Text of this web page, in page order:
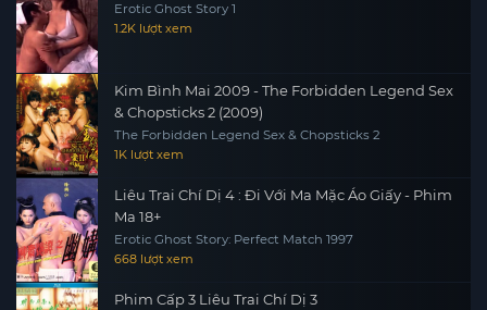
Erotic Ghost Story 1
1.2K lượt xem
Kim Bình Mai 2009 - The Forbidden Legend Sex
& Chopsticks 2 (2009)
The Forbidden Legend Sex & Chopsticks 2
1K lượt xem
Liêu Trai Chí Dị 4 : Đi Với Ma Mặc Áo Giấy - Phim
Ma 18+
Erotic Ghost Story: Perfect Match 1997
668 lượt xem
Phim Cấp 3 Liêu Trai Chí Dị 3